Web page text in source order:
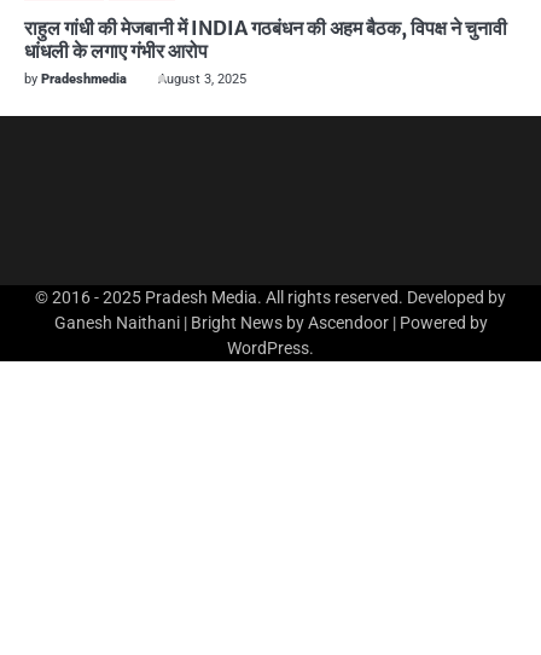
राहुल गांधी की मेजबानी में INDIA गठबंधन की अहम बैठक, विपक्ष ने चुनावी
धांधली के लगाए गंभीर आरोप
by Pradeshmedia August 3, 2025
© 2016 - 2025 Pradesh Media. All rights reserved. Developed by
Ganesh Naithani | Bright News byAscendoor| Powered by
WordPress.